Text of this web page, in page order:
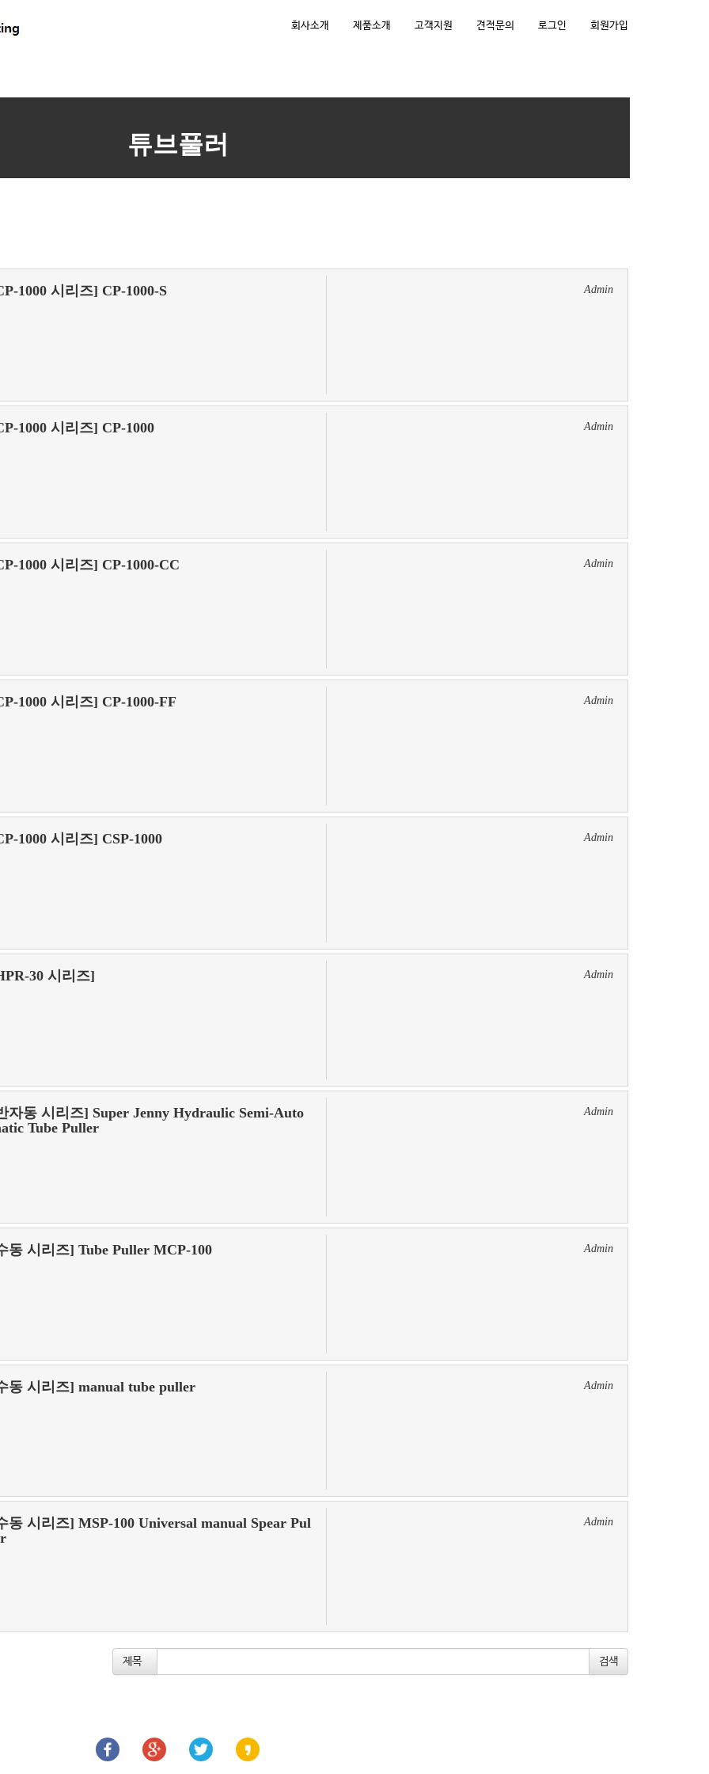
회사소개 제품소개 고객지원 견적문의 로그인 회원가입
튜브풀러
1000 시리즈] CP-1000-S Admin
1000 시리즈] CP-1000 Admin
1000 시리즈] CP-1000-CC Admin
1000 시리즈] CP-1000-FF Admin
1000 시리즈] CSP-1000 Admin
30 시리즈] Admin
자동 시리즈] Super Jenny Hydraulic Semi-Auto
Tube Puller
Admin
동 시리즈] Tube Puller MCP-100 Admin
동 시리즈] manual tube puller Admin
동 시리즈] MSP-100 Universal manual Spear Pul
Admin
제목